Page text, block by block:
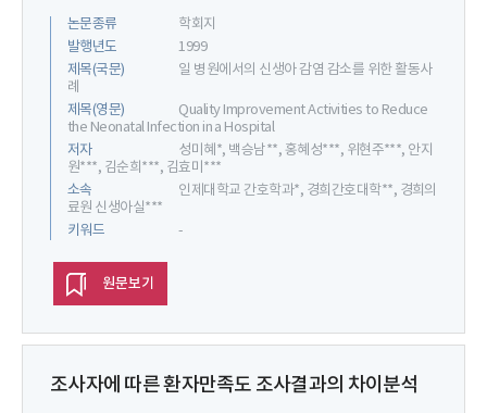
논문종류
학회지
발행년도
1999
제목(국문)
일 병원에서의 신생아 감염 감소를 위한 활동사
례
제목(영문)
Quality Improvement Activities to Reduce
the Neonatal Infection in a Hospital
저자
성미혜*, 백승남**, 홍혜성***, 위현주***, 안지
원***, 김순희***, 김효미***
소속
인제대학교 간호학과*, 경희간호대학**, 경희의
료원 신생아실***
키워드
-
원문보기
조사자에 따른 환자만족도 조사결과의 차이분석